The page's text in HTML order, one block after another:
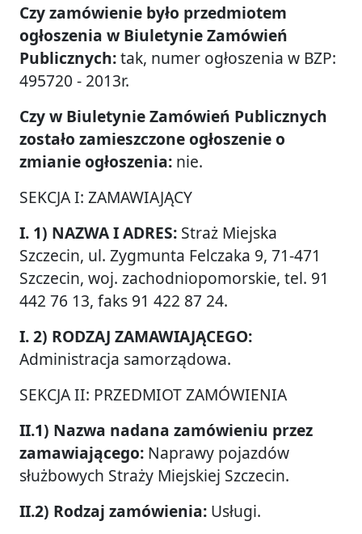
Czy zamówienie było przedmiotem
ogłoszenia w Biuletynie Zamówień
Publicznych:tak, numer ogłoszenia w BZP:
495720 - 2013r.
Czy w Biuletynie Zamówień Publicznych
zostało zamieszczone ogłoszenie o
zmianie ogłoszenia: nie.
SEKCJA I: ZAMAWIAJĄCY
I. 1) NAZWA I ADRES: Straż Miejska
Szczecin, ul. Zygmunta Felczaka 9, 71-471
Szczecin, woj. zachodniopomorskie, tel. 91
442 76 13, faks 91 422 87 24.
I. 2) RODZAJ ZAMAWIAJĄCEGO:
Administracja samorządowa.
SEKCJA II: PRZEDMIOT ZAMÓWIENIA
II.1) Nazwa nadana zamówieniu przez
zamawiającego: Naprawy pojazdów
służbowych Straży Miejskiej Szczecin.
II.2) Rodzaj zamówienia: Usługi.